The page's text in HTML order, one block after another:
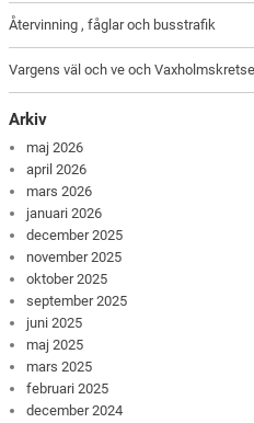
Återvinning , fåglar och busstrafik
Vargens väl och ve och
Arkiv
maj 2026
april 2026
mars 2026
januari 2026
december 2025
november 2025
oktober 2025
september 2025
juni 2025
maj 2025
mars 2025
februari 2025
december 2024